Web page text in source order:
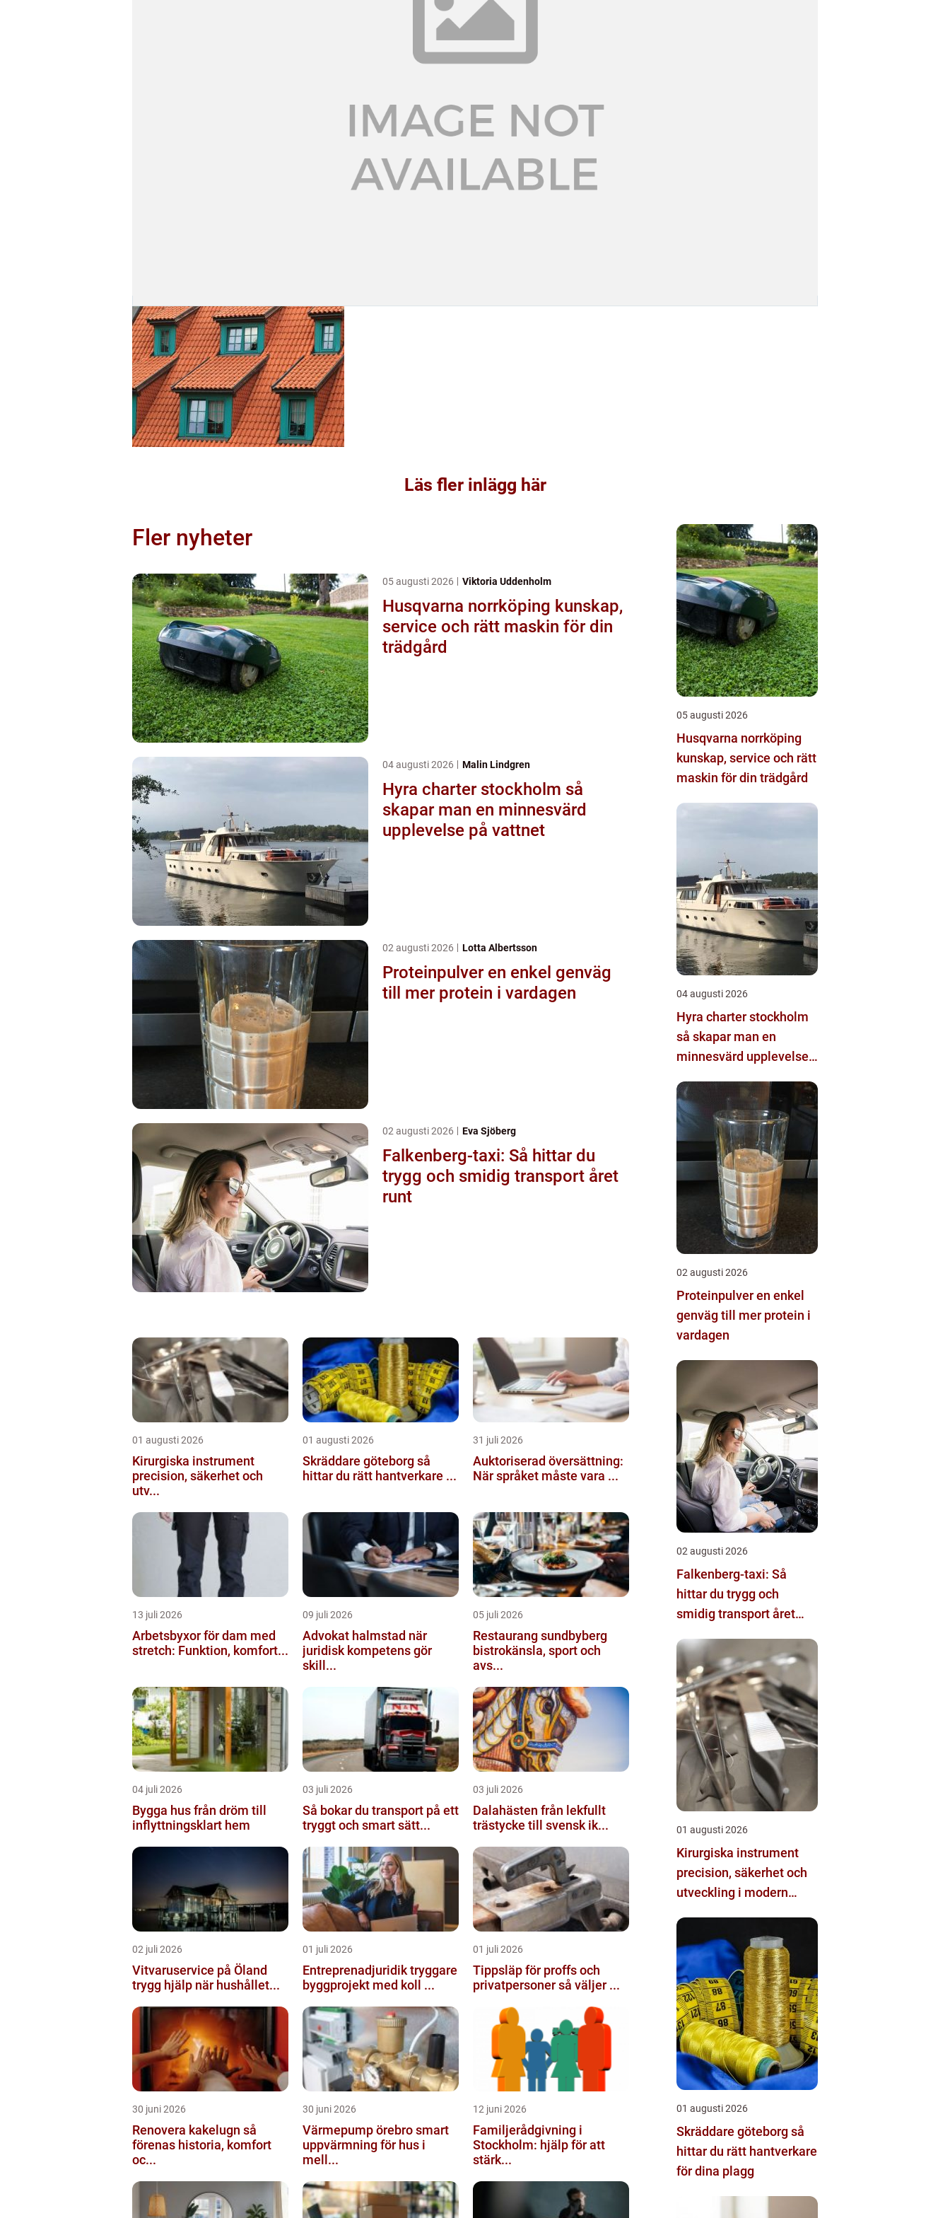
Läs fler inlägg här
Fler nyheter
05 augusti 2026 Viktoria Uddenholm
Husqvarna norrköping kunskap,
service och rätt maskin för din
trädgård
04 augusti 2026 Malin Lindgren
Hyra charter stockholm så
skapar man en minnesvärd
upplevelse på vattnet
02 augusti 2026 Lotta Albertsson
Proteinpulver en enkel genväg
till mer protein i vardagen
02 augusti 2026 Eva Sjöberg
Falkenberg-taxi: Så hittar du
trygg och smidig transport året
runt
01 augusti 2026
Kirurgiska instrument
precision, säkerhet och
utv...
01 augusti 2026
Skräddare göteborg så
hittar du rätt hantverkare ...
31 juli 2026
Auktoriserad översättning:
När språket måste vara ...
13 juli 2026
Arbetsbyxor för dam med
stretch: Funktion, komfort...
09 juli 2026
Advokat halmstad när
juridisk kompetens gör
skill...
05 juli 2026
Restaurang sundbyberg
bistrokänsla, sport och
avs...
04 juli 2026
Bygga hus från dröm till
inflyttningsklart hem
03 juli 2026
Så bokar du transport på ett
tryggt och smart sätt...
03 juli 2026
Dalahästen från lekfullt
trästycke till svensk ik...
02 juli 2026
Vitvaruservice på Öland
trygg hjälp när hushållet...
01 juli 2026
Entreprenadjuridik tryggare
byggprojekt med koll ...
01 juli 2026
Tippsläp för proffs och
privatpersoner så väljer ...
30 juni 2026
Renovera kakelugn så
förenas historia, komfort
oc...
30 juni 2026
Värmepump örebro smart
uppvärmning för hus i
mell...
12 juni 2026
Familjerådgivning i
Stockholm: hjälp för att
stärk...
05 augusti 2026
Husqvarna norrköping
kunskap, service och rätt
maskin för din trädgård
04 augusti 2026
Hyra charter stockholm
så skapar man en
minnesvärd upplevelse
02 augusti 2026
Proteinpulver en enkel
genväg till mer protein i
vardagen
02 augusti 2026
Falkenberg-taxi: Så
hittar du trygg och
smidig transport året
01 augusti 2026
Kirurgiska instrument
precision, säkerhet och
utveckling i modern
01 augusti 2026
Skräddare göteborg så
hittar du rätt hantverkare
för dina plagg